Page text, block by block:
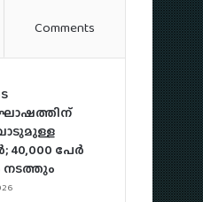
Comments
പേര്‍
നടത്തും